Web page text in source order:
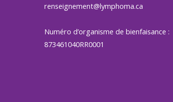
renseignement@lymphoma.ca
Numéro d’organisme de bienfaisance :
873461040RR0001